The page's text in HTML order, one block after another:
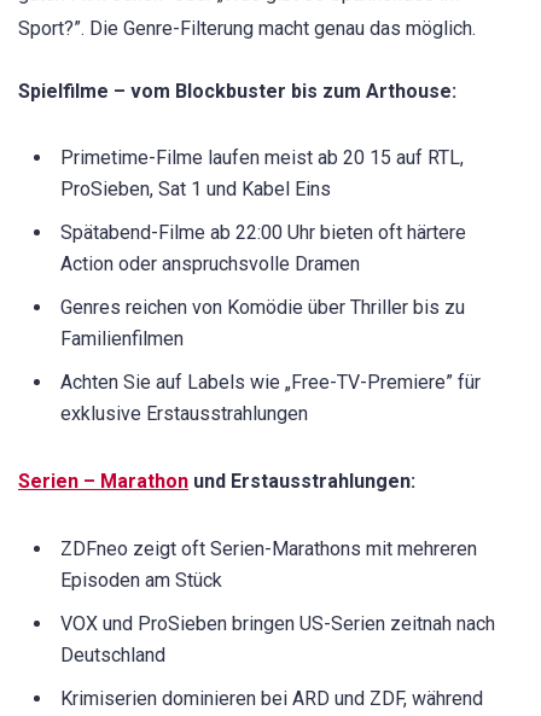
Sport?”. Die Genre-Filterung macht genau das möglich.
Spielfilme – vom Blockbuster bis zum Arthouse:
Primetime-Filme laufen meist ab 20 15 auf RTL,
ProSieben, Sat 1 und Kabel Eins
Spätabend-Filme ab 22:00 Uhr bieten oft härtere
Action oder anspruchsvolle Dramen
Genres reichen von Komödie über Thriller bis zu
Familienfilmen
Achten Sie auf Labels wie „Free-TV-Premiere” für
exklusive Erstausstrahlungen
Serien – Marathon und Erstausstrahlungen:
ZDFneo zeigt oft Serien-Marathons mit mehreren
Episoden am Stück
VOX und ProSieben bringen US-Serien zeitnah nach
Deutschland
Krimiserien dominieren bei ARD und ZDF, während